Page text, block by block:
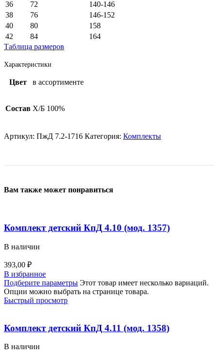
36
72
140-146
38
76
146-152
40
80
158
42
84
164
Таблица размеров
Характеристики
Цвет в ассортименте
Состав Х/Б 100%
Артикул: ПжД 7.2-1716 Категория: Комплекты
Вам также может понравиться
Комплект детский КпД 4.10 (мод. 1357)
В наличии
393,00 ₽
В избранное
Подберите параметры Этот товар имеет несколько вариаций.
Опции можно выбрать на странице товара.
Быстрый просмотр
Комплект детский КпД 4.11 (мод. 1358)
В наличии